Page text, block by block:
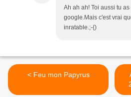
Ah ah ah! Toi aussi tu
google.Mais c'est vrai
inratable.;-{)
< Feu mon Papyrus